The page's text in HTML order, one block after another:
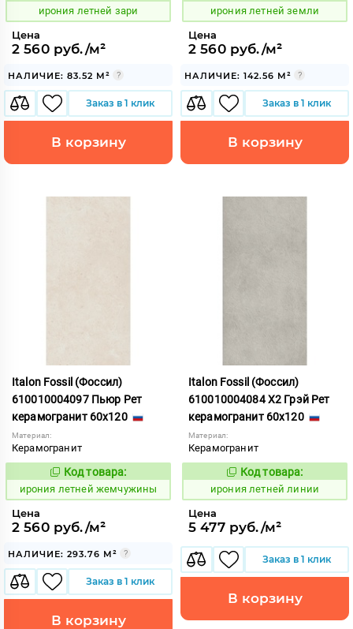
ирония летней зари
Цена
2 560 руб./м²
НАЛИЧИЕ: 83.52 М²
Заказ в 1 клик
В корзину
ирония летней земли
Цена
2 560 руб./м²
НАЛИЧИЕ: 142.56 М²
Заказ в 1 клик
В корзину
Italon Fossil (Фоссил)
610010004097 Пьюр Рет
керамогранит 60x120
Материал:
Керамогранит
1099651
Код товара:
ирония летней жемчужины
Цена
2 560 руб./м²
НАЛИЧИЕ: 293.76 М²
Заказ в 1 клик
В корзину
Italon Fossil (Фоссил)
610010004084 X2 Грэй Рет
керамогранит 60x120
Материал:
Керамогранит
1099669
Код товара:
ирония летней линии
Цена
5 477 руб./м²
Заказ в 1 клик
В корзину